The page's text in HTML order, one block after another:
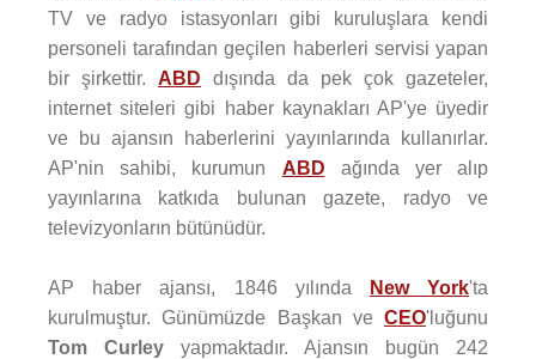
TV ve radyo istasyonları gibi kuruluşlara kendi
personeli tarafından geçilen haberleri servisi yapan
bir şirkettir. ABD dışında da pek çok gazeteler,
internet siteleri gibi haber kaynakları AP'ye üyedir
ve bu ajansın haberlerini yayınlarında kullanırlar.
AP'nin sahibi, kurumun ABD ağında yer alıp
yayınlarına katkıda bulunan gazete, radyo ve
televizyonların bütünüdür.
AP haber ajansı, 1846 yılında New York'ta
kurulmuştur. Günümüzde Başkan ve CEO'luğunu
Tom Curley yapmaktadır. Ajansın bugün 242